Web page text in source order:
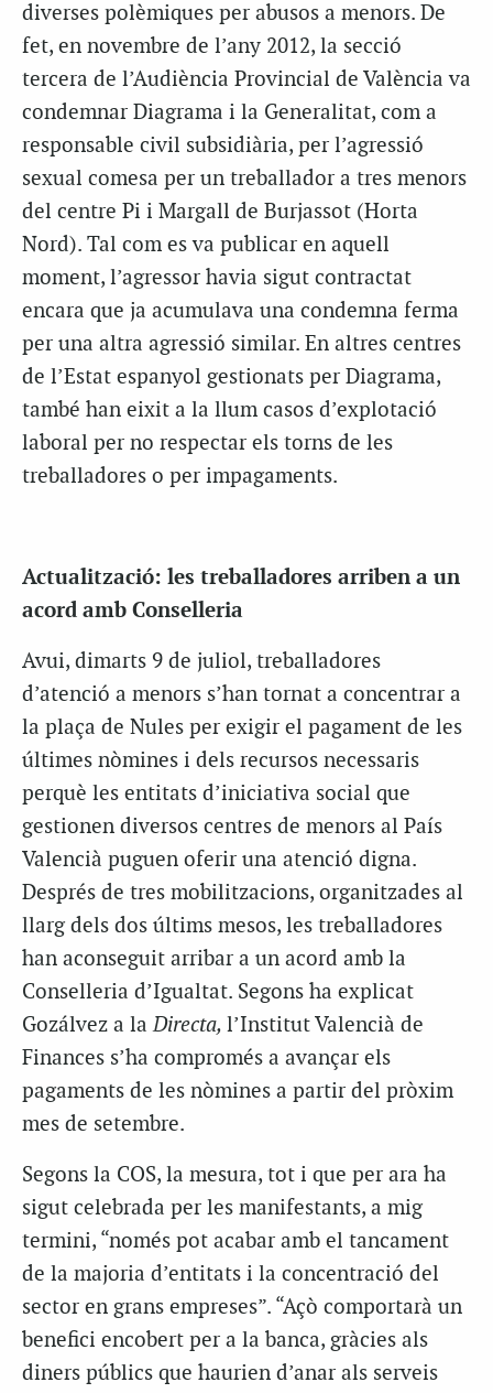
diverses polèmiques per abusos a menors. De
fet, en novembre de l’any 2012, la secció
tercera de l’Audiència Provincial de València va
condemnar Diagrama i la Generalitat, com a
responsable civil subsidiària, per l’agressió
sexual comesa per un treballador a tres menors
del centre Pi i Margall de Burjassot (Horta
Nord). Tal com es va publicar en aquell
moment, l’agressor havia sigut contractat
encara que ja acumulava una condemna ferma
per una altra agressió similar. En altres centres
de l’Estat espanyol gestionats per Diagrama,
també han eixit a la llum casos d’explotació
laboral per no respectar els torns de les
treballadores o per impagaments.
Actualització: les treballadores arriben a un
acord amb Conselleria
Avui, dimarts 9 de juliol, treballadores
d’atenció a menors s’han tornat a concentrar a
la plaça de Nules per exigir el pagament de les
últimes nòmines i dels recursos necessaris
perquè les entitats d’iniciativa social que
gestionen diversos centres de menors al País
Valencià puguen oferir una atenció digna.
Després de tres mobilitzacions, organitzades al
llarg dels dos últims mesos, les treballadores
han aconseguit arribar a un acord amb la
Conselleria d’Igualtat. Segons ha explicat
Gozálvez a laDirecta, l’Institut Valencià de
Finances s’ha compromés a avançar els
pagaments de les nòmines a partir del pròxim
mes de setembre.
Segons la COS, la mesura, tot i que per ara ha
sigut celebrada per les manifestants, a mig
termini, “només pot acabar amb el tancament
de la majoria d’entitats i la concentració del
sector en grans empreses”. “Açò comportarà un
benefici encobert per a la banca, gràcies als
diners públics que haurien d’anar als serveis